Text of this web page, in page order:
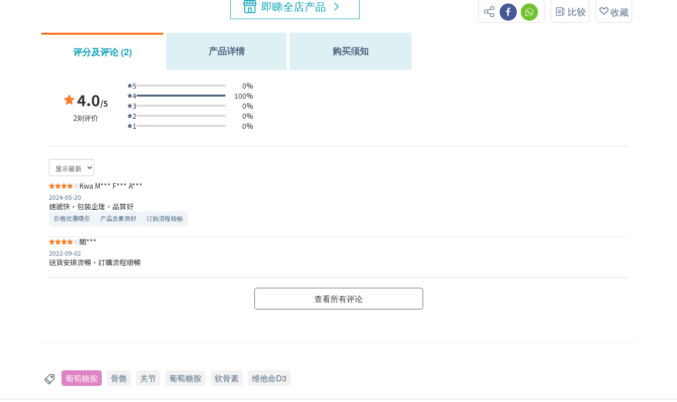
即睇全店产品
比较 收藏
评分及评论 (2) 产品详情 购买须知
4.0/5
2则评价
5
0%
4
100%
3
0%
2
0%
1
0%
Kwa M*** F*** A***
2024-05-20
速遞快，包裝企理，品質好
价格优惠吸引 产品质素良好 订购流程顺畅
關***
2022-09-02
送貨安排流暢，訂購流程順暢
查看所有评论
葡萄糖胺 骨骼 关节 葡萄糖胺 软骨素 维他命D3